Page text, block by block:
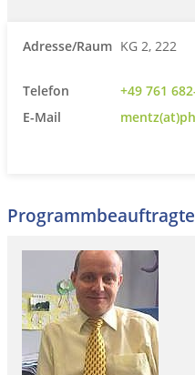
Adresse/Raum KG 2, 222
Telefon
+49 761
E-Mail